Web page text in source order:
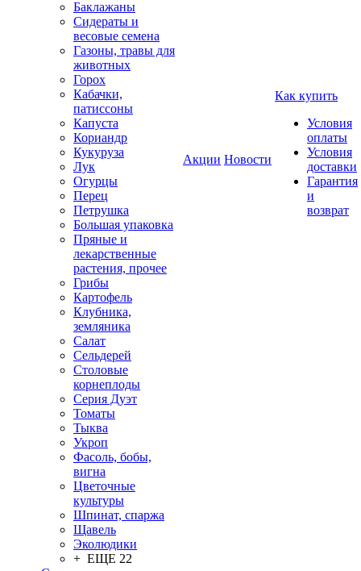
Баклажаны
Сидераты и
весовые семена
Газоны, травы для
животных
Горох
Кабачки,
патиссоны
Капуста
Кориандр
Кукуруза
Лук
Огурцы
Перец
Петрушка
Большая упаковка
Пряные и
лекарственные
растения, прочее
Грибы
Картофель
Клубника,
земляника
Салат
Сельдерей
Столовые
корнеплоды
Серия Дуэт
Томаты
Тыква
Укроп
Фасоль, бобы,
вигна
Цветочные
культуры
Шпинат, спаржа
Щавель
Эколюдики
+ ЕЩЕ 22
Акции Новости
Как купить
Условия
оплаты
Условия
доставки
Гарантия
и
возврат